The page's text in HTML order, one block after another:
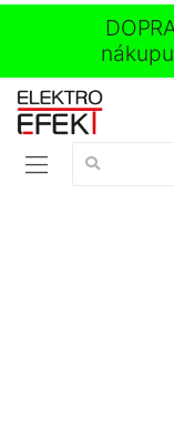
Vyhledávání: